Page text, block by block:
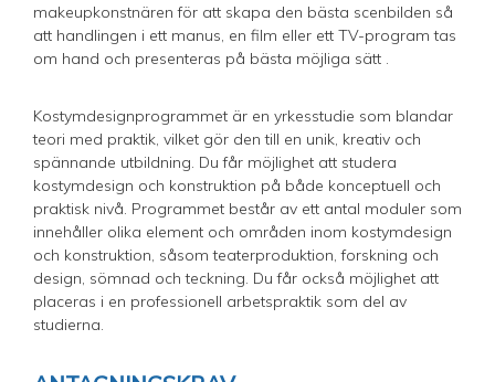
makeupkonstnären för att skapa den bästa scenbilden så
att handlingen i ett manus, en film eller ett TV-program tas
om hand och presenteras på bästa möjliga sätt .
Kostymdesignprogrammet är en yrkesstudie som blandar
teori med praktik, vilket gör den till en unik, kreativ och
spännande utbildning. Du får möjlighet att studera
kostymdesign och konstruktion på både konceptuell och
praktisk nivå. Programmet består av ett antal moduler som
innehåller olika element och områden inom kostymdesign
och konstruktion, såsom teaterproduktion, forskning och
design, sömnad och teckning. Du får också möjlighet att
placeras i en professionell arbetspraktik som del av
studierna.